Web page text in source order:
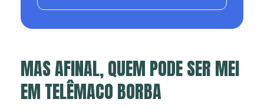
MAS AFINAL, QUEM PODE SER MEI
EM TELÊMACO BORBA